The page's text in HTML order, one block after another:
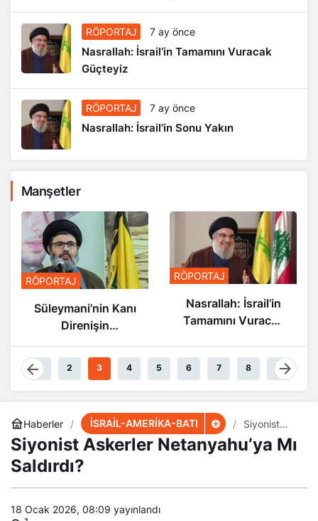
RÖPORTAJ 7 ay önce
Nasrallah: İsrail’in Tamamını Vuracak
Güçteyiz
RÖPORTAJ 7 ay önce
Nasrallah: İsrail’in Sonu Yakın
Manşetler
RÖPORTAJ
Süleymani’nin Kanı
Direnişin
Damarlarında
Akıyor
RÖPORTAJ
Nasrallah: İsrail’in
Tamamını Vuracak
1 2 3 4 5 6 7 8 9
Haberler İSRAİL-AMERİKA-BATI
​​​​​​​Siyonist
Askerler
Netanyahu’
​​​​​​​Siyonist Askerler Netanyahu’ya Mı
Saldırdı?
18 Ocak 2026, 08:09 yayınlandı